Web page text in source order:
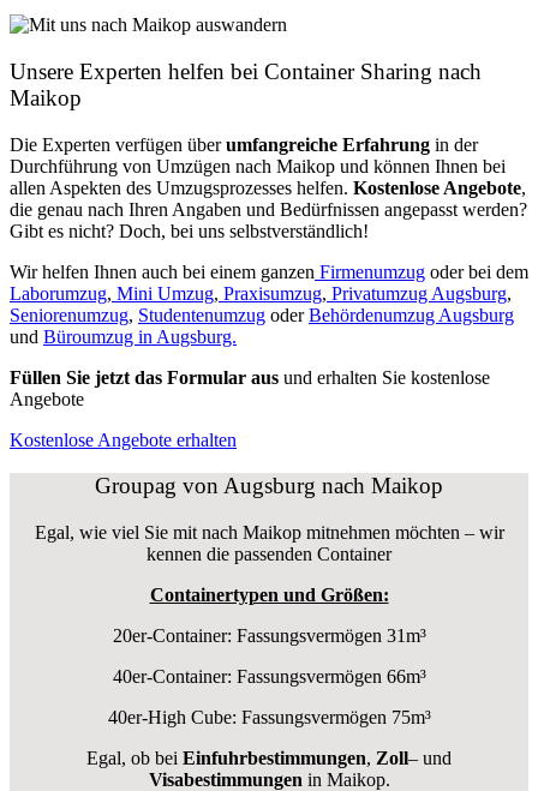
Unsere Experten helfen bei Container Sharing nach
Maikop
Die Experten verfügen überumfangreiche Erfahrung in der
Durchführung von Umzügen nach Maikop und können Ihnen bei
allen Aspekten des Umzugsprozesses helfen. Kostenlose Angebote,
die genau nach Ihren Angaben und Bedürfnissen angepasst werden?
Gibt es nicht? Doch, bei uns selbstverständlich!
Wir helfen Ihnen auch bei einem ganzen Firmenumzug oder bei dem
Laborumzug, Mini Umzug, Praxisumzug, Privatumzug Augsburg,
Seniorenumzug, Studentenumzug oderBehördenumzug Augsburg
und Büroumzug in Augsburg.
Füllen Sie jetzt das Formular aus und erhalten Sie kostenlose
Angebote
Kostenlose Angebote erhalten
Groupag von Augsburg nach Maikop
Egal, wie viel Sie mit nach Maikop mitnehmen möchten – wir
kennen die passenden Container
Containertypen und Größen:
20er-Container: Fassungsvermögen 31m³
40er-Container: Fassungsvermögen 66m³
40er-High Cube: Fassungsvermögen 75m³
Egal, ob bei Einfuhrbestimmungen, Zoll– und
Visabestimmungen in Maikop.